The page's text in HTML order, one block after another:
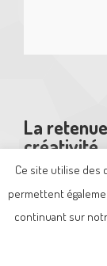
La
créativité
fond et la
morceau
puissance
Ce site utilise des
permettent
continuant sur